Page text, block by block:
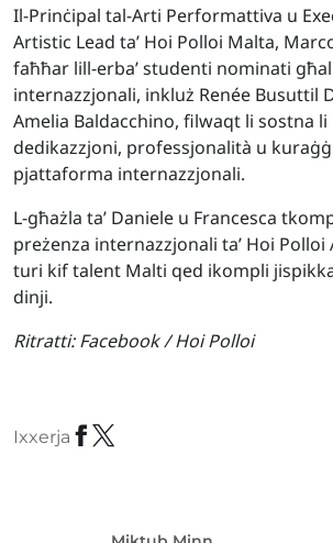
Il-Prinċipal tal-Arti Performattiva u
Artistic Lead ta’ Hoi Polloi Malta,
faħħar lill-erba’ studenti nominati
internazzjonali, inkluż Renée Busuttil
Amelia Baldacchino, filwaqt li sostna
dedikazzjoni, professjonalità u
pjattaforma internazzjonali.
L-għażla ta’ Daniele u Francesca
preżenza internazzjonali ta’ Hoi Polloi
turi kif talent Malti qed ikompli
dinji.
Ritratti: Facebook / Hoi Polloi
Ixxerja